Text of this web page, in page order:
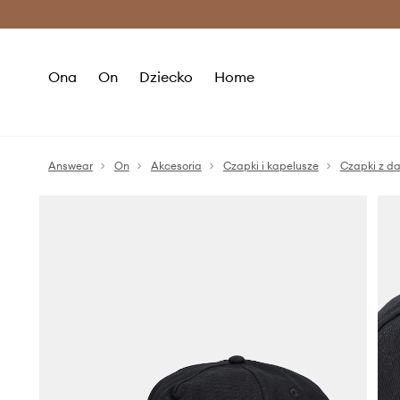
Ona On Dziecko Home
Answear On Akcesoria Czapki i kapelusze Czapki z